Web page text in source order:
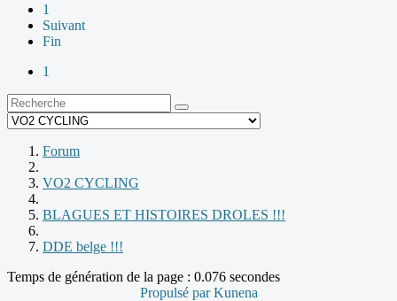
1
Suivant
Fin
1
Forum
VO2 CYCLING
BLAGUES ET HISTOIRES DROLES !!!
DDE belge !!!
Temps de génération de la page : 0.076 secondes
Propulsé parKunena